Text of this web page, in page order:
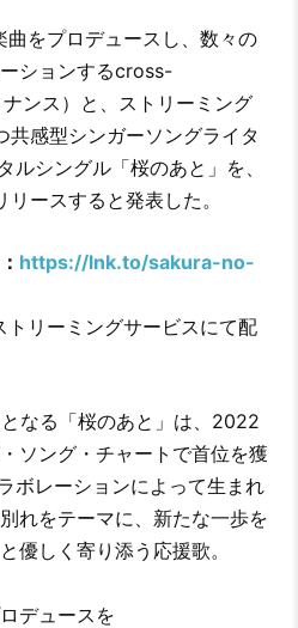
曲をプロデュースし、数々の
ションするcross-
ンス）と、ストリーミング
共感型シンガーソングライタ
ルシングル「桜のあと」を、
ースすると発表した。
https://lnk.to/sakura-no-
リーミングサービスにて配
なる「桜のあと」は、2022
ソング・チャートで首位を獲
ボレーションによって生まれ
れをテーマに、新たな一歩を
優しく寄り添う応援歌。
デュースを